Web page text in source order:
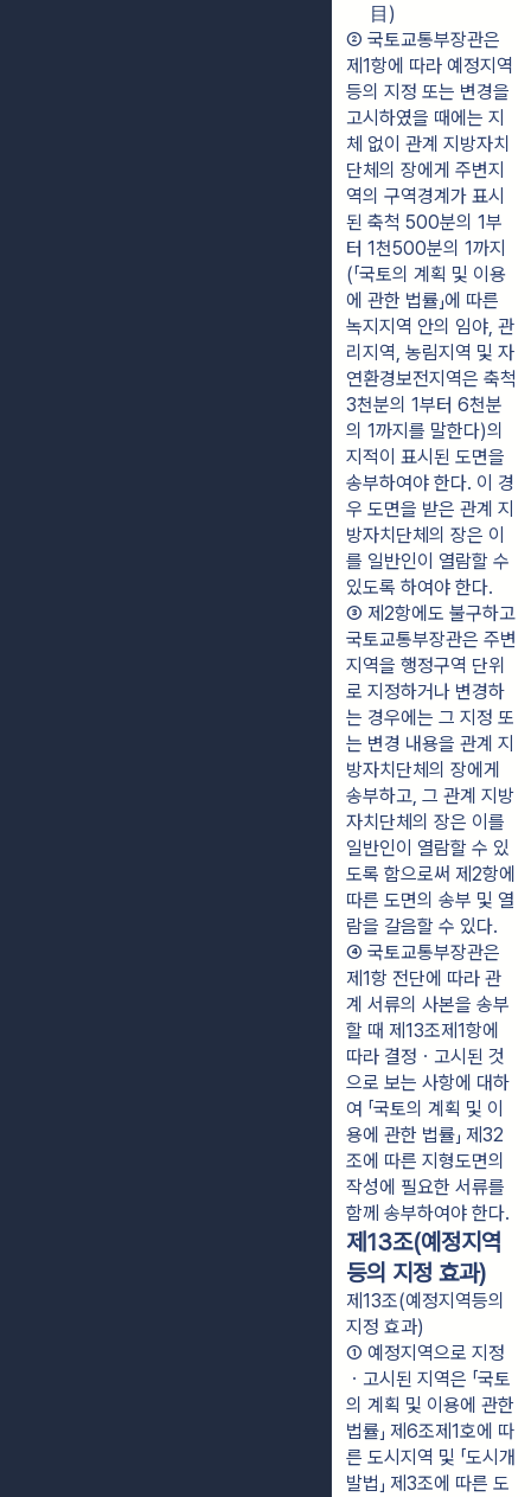
目)
② 국토교통부장관은
제1항에 따라 예정지역
등의 지정 또는 변경을
고시하였을 때에는 지
체 없이 관계 지방자치
단체의 장에게 주변지
역의 구역경계가 표시
된 축척 500분의 1부
터 1천500분의 1까지
(「국토의 계획 및 이용
에 관한 법률」에 따른
녹지지역 안의 임야, 관
리지역, 농림지역 및 자
연환경보전지역은 축척
3천분의 1부터 6천분
의 1까지를 말한다)의
지적이 표시된 도면을
송부하여야 한다. 이 경
우 도면을 받은 관계 지
방자치단체의 장은 이
를 일반인이 열람할 수
있도록 하여야 한다.
③ 제2항에도 불구하고
국토교통부장관은 주변
지역을 행정구역 단위
로 지정하거나 변경하
는 경우에는 그 지정 또
는 변경 내용을 관계 지
방자치단체의 장에게
송부하고, 그 관계 지방
자치단체의 장은 이를
일반인이 열람할 수 있
도록 함으로써 제2항에
따른 도면의 송부 및 열
람을 갈음할 수 있다.
④ 국토교통부장관은
제1항 전단에 따라 관
계 서류의 사본을 송부
할 때 제13조제1항에
따라 결정ㆍ고시된 것
으로 보는 사항에 대하
여 「국토의 계획 및 이
용에 관한 법률」 제32
조에 따른 지형도면의
작성에 필요한 서류를
함께 송부하여야 한다.
제13조(예정지역
등의 지정 효과)
제13조(예정지역등의
지정 효과)
① 예정지역으로 지정
ㆍ고시된 지역은 「국토
의 계획 및 이용에 관한
법률」 제6조제1호에 따
른 도시지역 및 「도시개
발법」 제3조에 따른 도